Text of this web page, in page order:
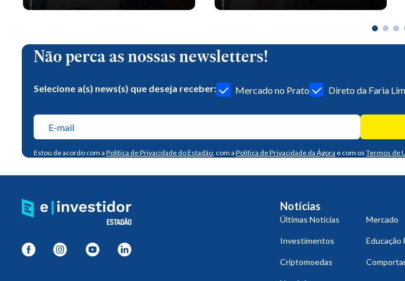
Não perca as nossas newsletters!
Selecione a(s) news(s) que deseja receber: Mercado no Prato Direto da Faria
Estou de acordo com a Política de Privacidade do Estadão, com a Política de Privacidade da Ágora e com os Termos de
Notícias
Últimas Notícias Mercado
Investimentos Educação
Criptomoedas